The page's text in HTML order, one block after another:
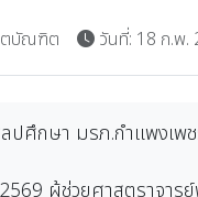
ตบัณฑิต วันที่: 18 ก.พ.
ษา มรภ.กำแพงเพช
ผู้ช่วยศาสตราจาร